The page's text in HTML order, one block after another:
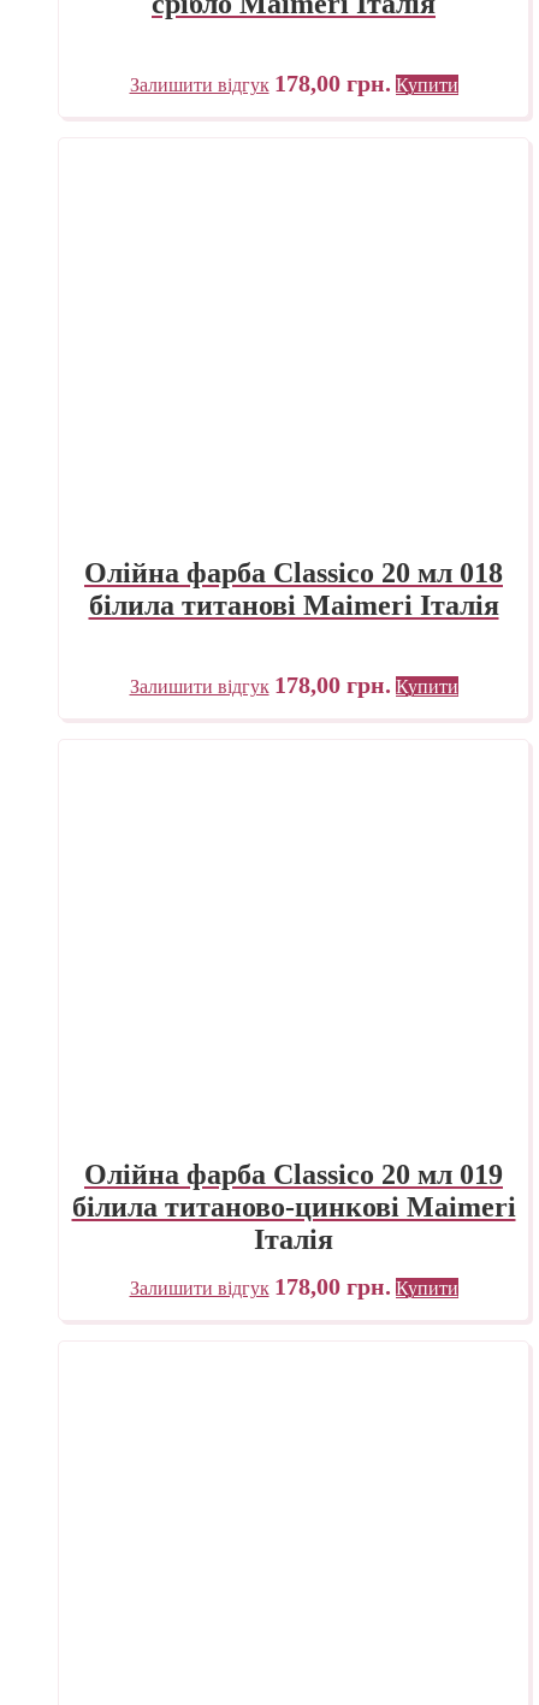
Залишити відгук 178,00 грн. Купити
Олійна фарба Classico 20 мл 018
білила титанові Maimeri Італія
Залишити відгук 178,00 грн. Купити
Олійна фарба Classico 20 мл 019
білила титаново-цинкові Maimeri
Італія
Залишити відгук 178,00 грн. Купити